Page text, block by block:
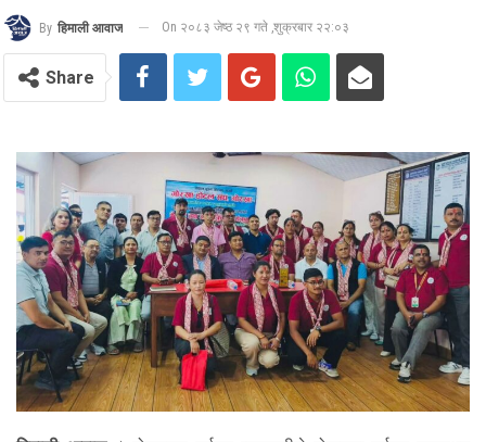
By हिमाली आवाज On २०८३ जेष्ठ २९ गते ,शुक्रबार २२:०३
Share